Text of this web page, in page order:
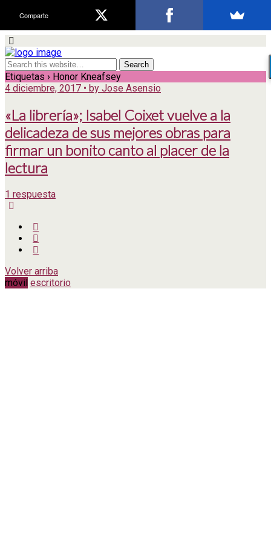
Etiquetas › Honor Kneafsey
4 diciembre, 2017 • by Jose Asensio
«La librería»; Isabel Coixet vuelve a la
delicadeza de sus mejores obras para
firmar un bonito canto al placer de la
lectura
1 respuesta
Volver arriba
móvil escritorio
Comparte